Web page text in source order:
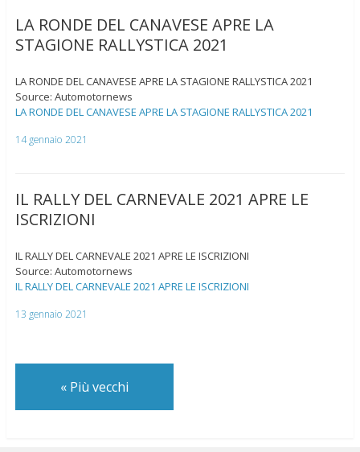
LA RONDE DEL CANAVESE APRE LA
STAGIONE RALLYSTICA 2021
LA RONDE DEL CANAVESE APRE LA STAGIONE RALLYSTICA 2021
Source: Automotornews
LA RONDE DEL CANAVESE APRE LA STAGIONE RALLYSTICA 2021
14 gennaio 2021
IL RALLY DEL CARNEVALE 2021 APRE LE
ISCRIZIONI
IL RALLY DEL CARNEVALE 2021 APRE LE ISCRIZIONI
Source: Automotornews
IL RALLY DEL CARNEVALE 2021 APRE LE ISCRIZIONI
13 gennaio 2021
«Più vecchi